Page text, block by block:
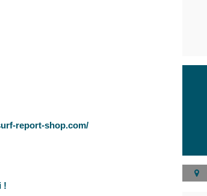
report-shop.com/
!